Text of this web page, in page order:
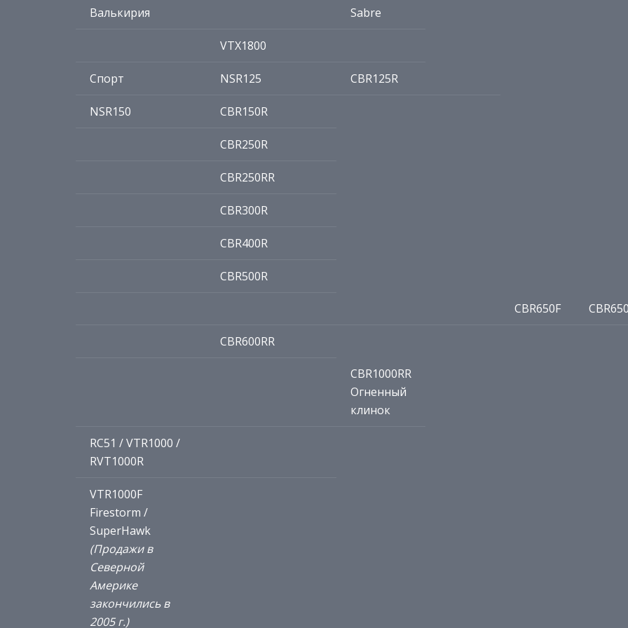
Валькирия
Sabre
VTX1800
Спорт NSR125 CBR125R
NSR150 CBR150R
CBR250R
CBR250RR
CBR300R
CBR400R
CBR500R
CBR650F
CBR600RR
CBR1000RR
Огненный
клинок
RC51 / VTR1000 /
RVT1000R
VTR1000F
Firestorm /
SuperHawk
(Продажи в
Северной
Америке
закончились в
2005 г.)